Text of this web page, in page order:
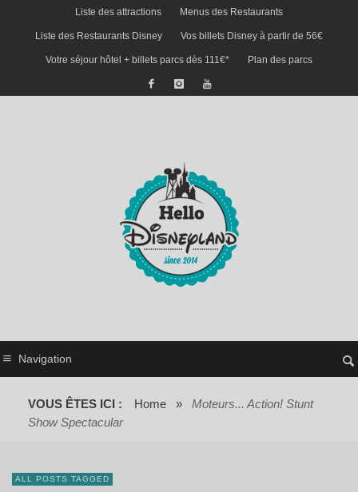
Liste des attractions Menus des Restaurants
Liste des Restaurants Disney Vos billets Disney à partir de 56€
Votre séjour hôtel + billets parcs dès 111€* Plan des parcs
Navigation
VOUS ÊTES ICI : Home »
Moteurs... Action! Stunt
Show Spectacular
ALL POSTS TAGGED